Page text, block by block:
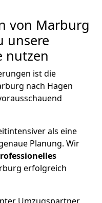
von Marburg
unsere
nutzen
ist die
nach Hagen
als eine
Planung. Wir
erfolgreich